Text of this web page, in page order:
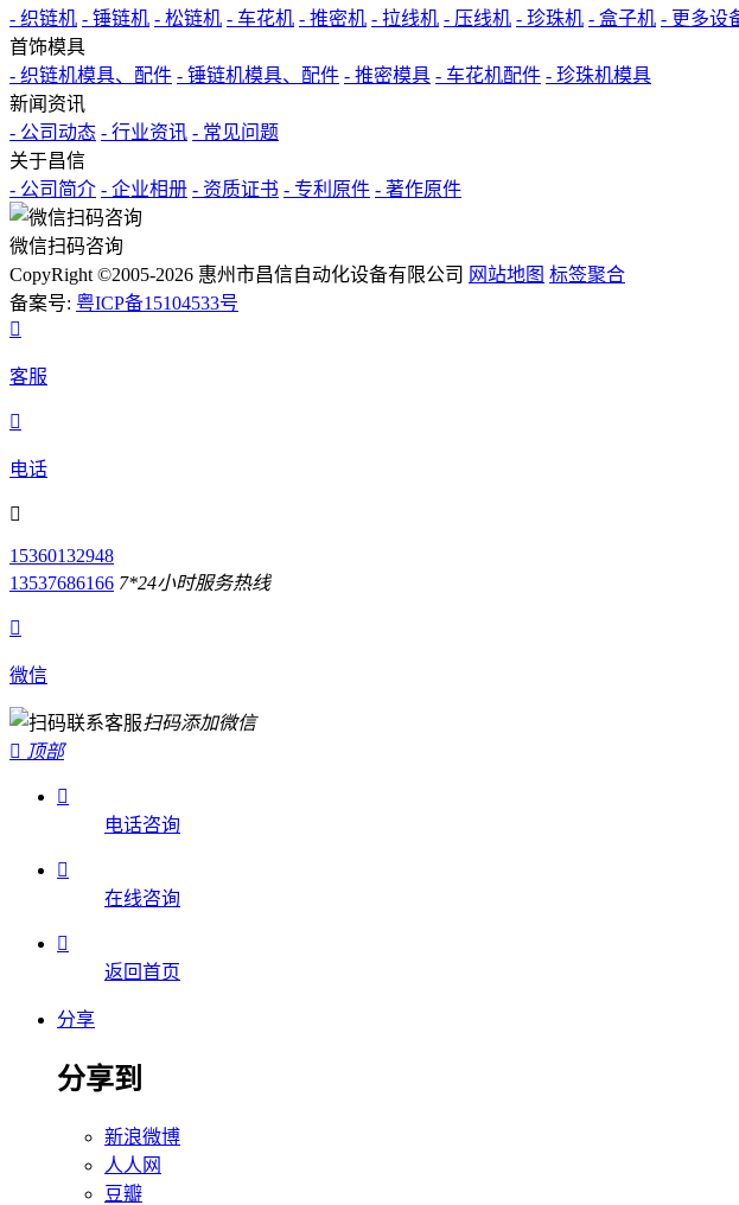
- 织链机 - 锤链机 - 松链机 - 车花机 - 推密机 - 拉线机 - 压线机 - 珍珠机 - 盒子机 - 更多设
首饰模具
- 织链机模具、配件 - 锤链机模具、配件 - 推密模具 - 车花机配件 - 珍珠机模具
新闻资讯
- 公司动态 - 行业资讯 - 常见问题
关于昌信
- 公司简介 - 企业相册 - 资质证书 - 专利原件 - 著作原件
微信扫码咨询
CopyRight ©2005-2026 惠州市昌信自动化设备有限公司 网站地图 标签聚合
备案号: 粤ICP备15104533号

客服

电话

15360132948
13537686166 7*24小时服务热线

微信
扫码添加微信
 顶部

电话咨询

在线咨询

返回首页
分享
分享到
新浪微博
人人网
豆瓣